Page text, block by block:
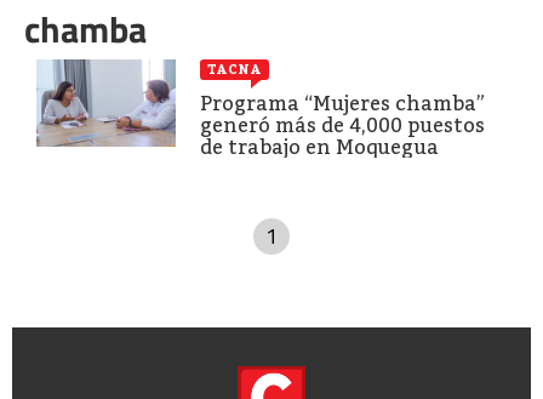
chamba
TACNA
Programa “Mujeres chamba”
generó más de 4,000 puestos
de trabajo en Moquegua
1